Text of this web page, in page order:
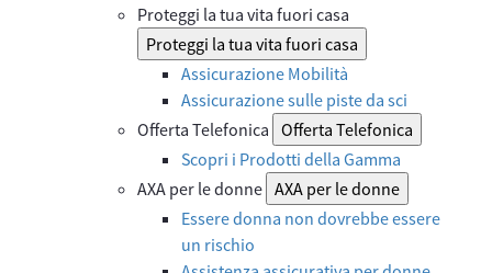
Proteggi la tua vita fuori casa
Proteggi la tua vita fuori casa
Assicurazione Mobilità
Assicurazione sulle piste da sci
Offerta Telefonica Offerta Telefonica
Scopri i Prodotti della Gamma
AXA per le donne AXA per le donne
Essere donna non dovrebbe essere
un rischio